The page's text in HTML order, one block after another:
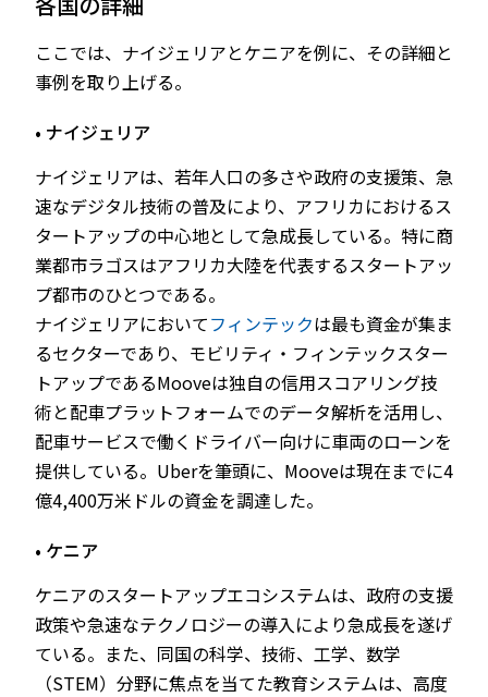
ここでは、ナイジェリアとケニアを例に、その詳細と
事例を取り上げる。
• ナイジェリア
ナイジェリアは、若年人口の多さや政府の支援策、急
速なデジタル技術の普及により、アフリカにおけるス
タートアップの中心地として急成長している。特に商
業都市ラゴスはアフリカ大陸を代表するスタートアッ
プ都市のひとつである。
ナイジェリアにおいてフィンテックは最も資金が集ま
るセクターであり、モビリティ・フィンテックスター
トアップであるMooveは独自の信用スコアリング技
術と配車プラットフォームでのデータ解析を活用し、
配車サービスで働くドライバー向けに車両のローンを
提供している。Uberを筆頭に、Mooveは現在までに4
億4,400万米ドルの資金を調達した。
• ケニア
ケニアのスタートアップエコシステムは、政府の支援
政策や急速なテクノロジーの導入により急成長を遂げ
ている。また、同国の科学、技術、工学、数学
（STEM）分野に焦点を当てた教育システムは、高度